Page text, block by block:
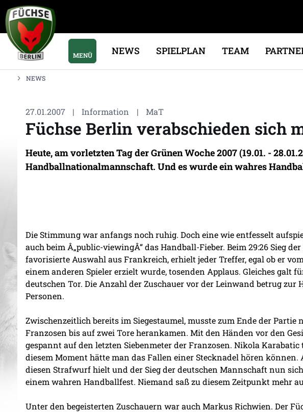
MENÜ NEWS SPIELPLAN TEAM
NEWS
27.01.2007 | Information | MaT
Füchse Berlin verabschieden sich
Heute, am vorletzten Tag der Grünen Woche 2007 (19.01. -
Handballnationalmannschaft. Und es wurde ein wahres
Die Stimmung war anfangs noch ruhig. Doch eine wie entfesselt
auch beim Â„public-viewingÂ“ das Handball-Fieber. Beim 29:26 Sieg
favorisierte Auswahl aus Frankreich, erhielt jeder Treffer, egal ob er
einem anderen Spieler erzielt wurde, tosenden Applaus. Gleiches galt
deutschen Tor. Die Anzahl der Zuschauer vor der Leinwand betrug zur
Personen.
Zwischenzeitlich bereits im Siegestaumel, musste zum Ende der
Franzosen bis auf zwei Tore herankamen. Mit den Händen vor den
gespannt auf den letzten Siebenmeter der Franzosen. Nikola
diesem Moment hätte man das Fallen einer Stecknadel hören können.
diesen Strafwurf hielt und der Sieg der deutschen Mannschaft nun
einem wahren Handballfest. Niemand saß zu diesem Zeitpunkt mehr
Unter den begeisterten Zuschauern war auch Markus Richwien. Der